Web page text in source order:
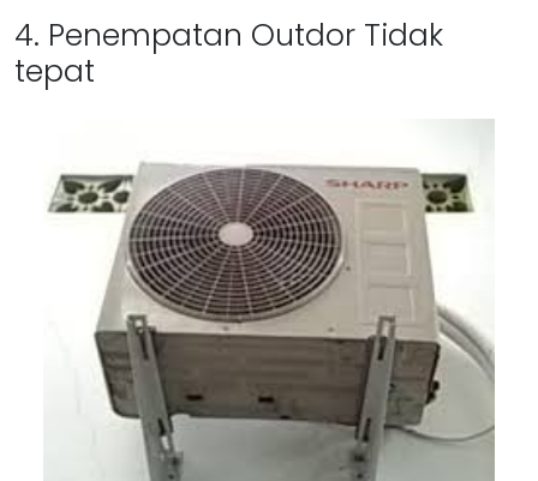
4. Penempatan Outdor Tidak
tepat